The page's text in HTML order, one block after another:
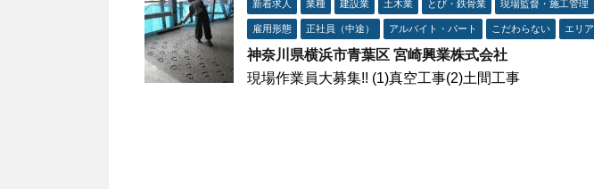
新着求人 業種 建設業 土木業 とび・鉄骨業 現場監督・施工管理
雇用形態 正社員（中途） アルバイト・パート こだわらない エリア
神奈川県横浜市青葉区 宮崎興業株式会社
現場作業員大募集!! (1)真空工事(2)土間工事